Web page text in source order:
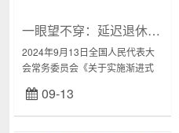
一眼望不穿：延迟退休终于来了
2024年9月13日全国人民代表大
会常务委员会《关于实施渐进式
出台，具体延迟安排如下图：...
09-13